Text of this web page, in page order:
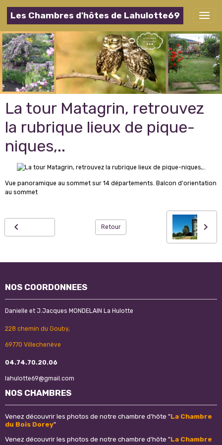
Les Chambres d'hôtes de Lahulotte69
La tour Matagrin, retrouvez
la rubrique lieux de pique-
niques,..
Vue panoramique au sommet sur 14 départements. Balcon d'orientation
au sommet
Retour
NOS COORDONNEES
Danielle et J.Jacques MONDELAIN La Hulotte
228 chemin du Gouby,
69770 Villechenève
04.74.70.20.06
lahulotte69@gmail.com
NOS CHAMBRES
Venez découvrir les photos de notre chambre d'hôte "La Chambre
du Bois Dorey"
Venez découvrir les photos de notre chambre d'hôte "La Chambre